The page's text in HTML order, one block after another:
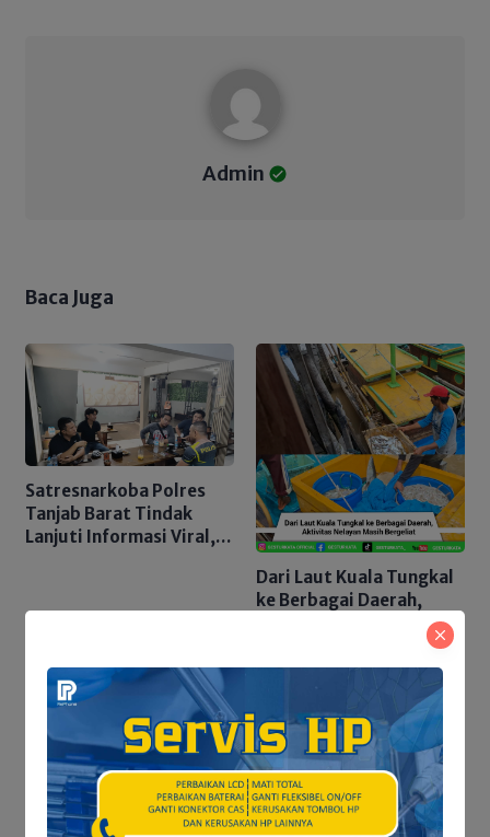
Admin
Baca Juga
Satresnarkoba Polres
Tanjab Barat Tindak
Lanjuti Informasi Viral,
Dari Laut Kuala Tungkal
ke Berbagai Daerah,
Aktivitas Nelayan Masih